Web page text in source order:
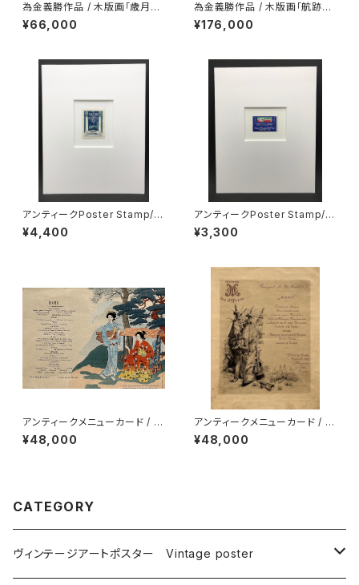
為金義勝作品 / 木版画「歳月」A
Long Trip / シートのみ
¥66,000
為金義勝作品 / 木版画「航跡Ⅰ
（青の航海）」Voyage in Blue
/ シートのみ
¥176,000
アンティークPoster Stamp/Ci
tta di Udine（イタリア）
¥4,400
アンティークPoster Stamp/S.
D.Modiano（イタリア）
¥3,300
アンティークメニューカード / M
enu card / M.S.ASAMA MA
RU（額付）
¥48,000
アンティークメニューカード / M
enu card / 将校集会M 晩餐
会（額付）
¥48,000
CATEGORY
ヴィンテージアートポスター Vintage poster